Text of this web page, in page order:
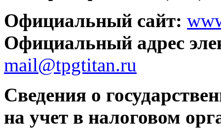
Официальный сайт:
Официальный адрес
mail@tpgtitan.ru
Сведения о
на учет в налоговом